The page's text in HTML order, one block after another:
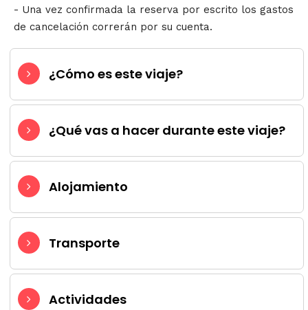
- Una vez confirmada la reserva por escrito los gastos
de cancelación correrán por su cuenta.
¿Cómo es este viaje?
¿Qué vas a hacer durante este viaje?
Alojamiento
Transporte
Actividades